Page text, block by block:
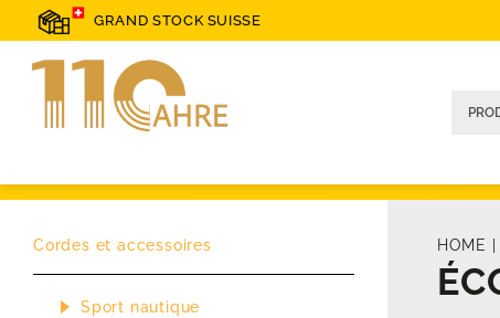
GRAND STOCK SUISSE
Cordes et accessoires
Sport nautique
HOME